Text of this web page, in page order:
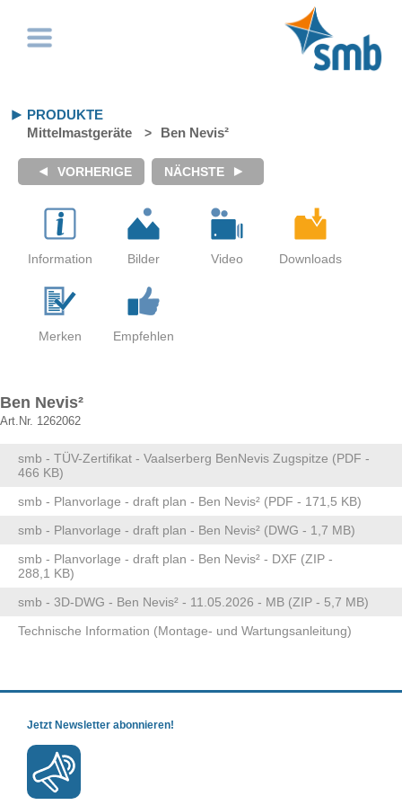
PRODUKTE
Mittelmastgeräte
Ben Nevis²
Ben Nevis²
Art.Nr. 1262062
smb - TÜV-Zertifikat - Vaalserberg BenNevis Zugspitze (PDF -
466 KB)
smb - Planvorlage - draft plan - Ben Nevis² (PDF - 171,5 KB)
smb - Planvorlage - draft plan - Ben Nevis² (DWG - 1,7 MB)
smb - Planvorlage - draft plan - Ben Nevis² - DXF (ZIP -
288,1 KB)
smb - 3D-DWG - Ben Nevis² - 11.05.2026 - MB (ZIP - 5,7 MB)
Technische Information (Montage- und Wartungsanleitung)
Jetzt Newsletter abonnieren!